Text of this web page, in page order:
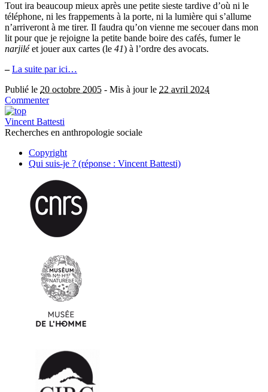
Tout ira beaucoup mieux après une petite sieste tardive d’où ni le
téléphone, ni les frappements à la porte, ni la lumière qui s’allume
n’arriveront à me tirer. Il faudra qu’on vienne me secouer dans mon
lit pour que je rejoigne la petite bande boire des cafés, fumer le
narjilé et jouer aux cartes (le 41) à l’ordre des avocats.
– La suite par ici…
Publié le 20 octobre 2005 - Mis à jour le 22 avril 2024
Commenter
Vincent Battesti
Recherches en anthropologie sociale
Copyright
Qui suis-je ? (réponse : Vincent Battesti)